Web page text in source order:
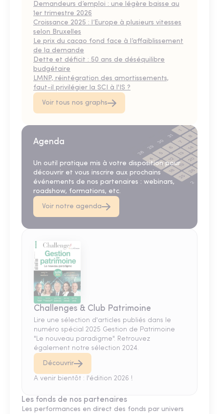
Demandeurs d’emploi : une légère baisse au
1er trimestre 2026
Croissance 2025 : l’Europe à plusieurs vitesses
selon Bruxelles
Le prix du cacao fond face à l’affaiblissement
de la demande
Dette et déficit : 50 ans de déséquilibre
budgétaire
LMNP, réintégration des amortissements,
faut-il privilégier la SCI à l'IS ?
Voir tous nos graphs
Agenda
Un outil pratique mis à votre disposition pour
découvrir et vous inscrire aux prochains
événements de nos partenaires : webinars,
roadshow, formations, etc.
Voir notre agenda
Challenges & Club Patrimoine
Lire une sélection d'articles publiés dans le
numéro spécial 2025 Gestion de Patrimoine
"Le nouveau paradigme". Retrouvez
également notre sélection 2024.
Découvrir
A venir bientôt : l'édition 2026 !
Les fonds de nos partenaires
Les performances en direct des fonds par univers